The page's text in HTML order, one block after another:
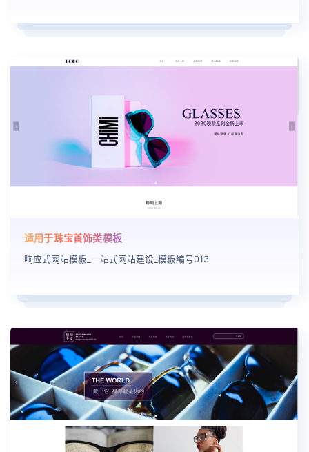
适用于珠宝首饰类模板
响应式网站模板_一站式网站建设_模板编号013